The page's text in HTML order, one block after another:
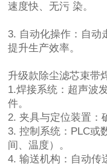
速度快、无污 染。
3. 自动化操作：自动
提升生产效率。
升级款除尘滤芯束带
1.焊接系统：超声波
件。
2. 夹具与定位装置：
3. 控制系统：PLC或
间、温度）。
4. 输送机构：自动传